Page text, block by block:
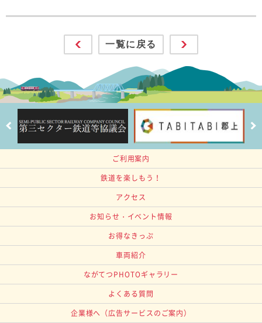
一覧に戻る
ご利用案内
鉄道を楽しもう！
アクセス
お知らせ・イベント情報
お得なきっぷ
車両紹介
ながてつPHOTOギャラリー
よくある質問
企業様へ （広告サービスのご案内）